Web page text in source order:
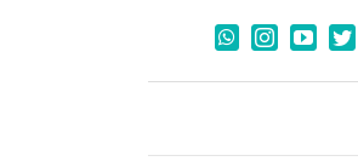
Twitter
YouTube
Instagram
WhatsApp